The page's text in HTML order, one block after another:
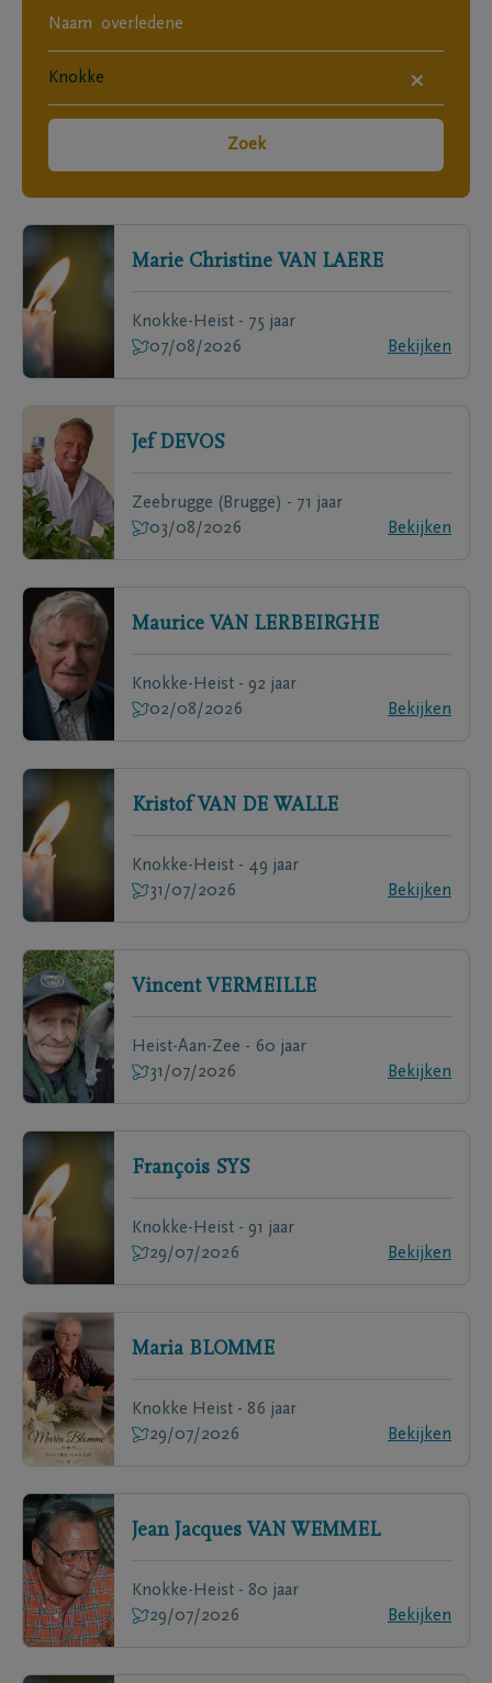
×
Zoek
Marie Christine VAN LAERE
Knokke-Heist - 75 jaar
07/08/2026
Bekijken
Jef DEVOS
Zeebrugge (Brugge) - 71 jaar
03/08/2026
Bekijken
Maurice VAN LERBEIRGHE
Knokke-Heist - 92 jaar
02/08/2026
Bekijken
Kristof VAN DE WALLE
Knokke-Heist - 49 jaar
31/07/2026
Bekijken
Vincent VERMEILLE
Heist-Aan-Zee - 60 jaar
31/07/2026
Bekijken
François SYS
Knokke-Heist - 91 jaar
29/07/2026
Bekijken
Maria BLOMME
Knokke Heist - 86 jaar
29/07/2026
Bekijken
Jean Jacques VAN WEMMEL
Knokke-Heist - 80 jaar
29/07/2026
Bekijken